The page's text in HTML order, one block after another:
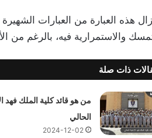
هذه العبارة من العبارات
والاستمرارية فيه، بالرغم من
ذات صلة
من هو قائد كلية الملك فهد
الحالي
2024-12-02